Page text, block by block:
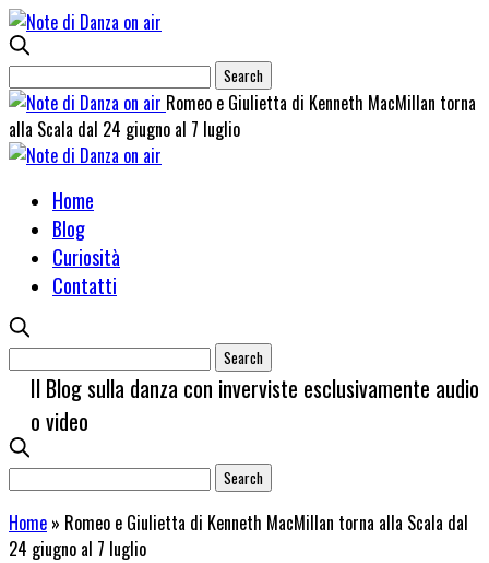
Romeo e Giulietta di Kenneth MacMillan torna
alla Scala dal 24 giugno al 7 luglio
Home
Blog
Curiosità
Contatti
Il Blog sulla danza con inverviste esclusivamente audio
o video
Home » Romeo e Giulietta di Kenneth MacMillan torna alla Scala dal
24 giugno al 7 luglio